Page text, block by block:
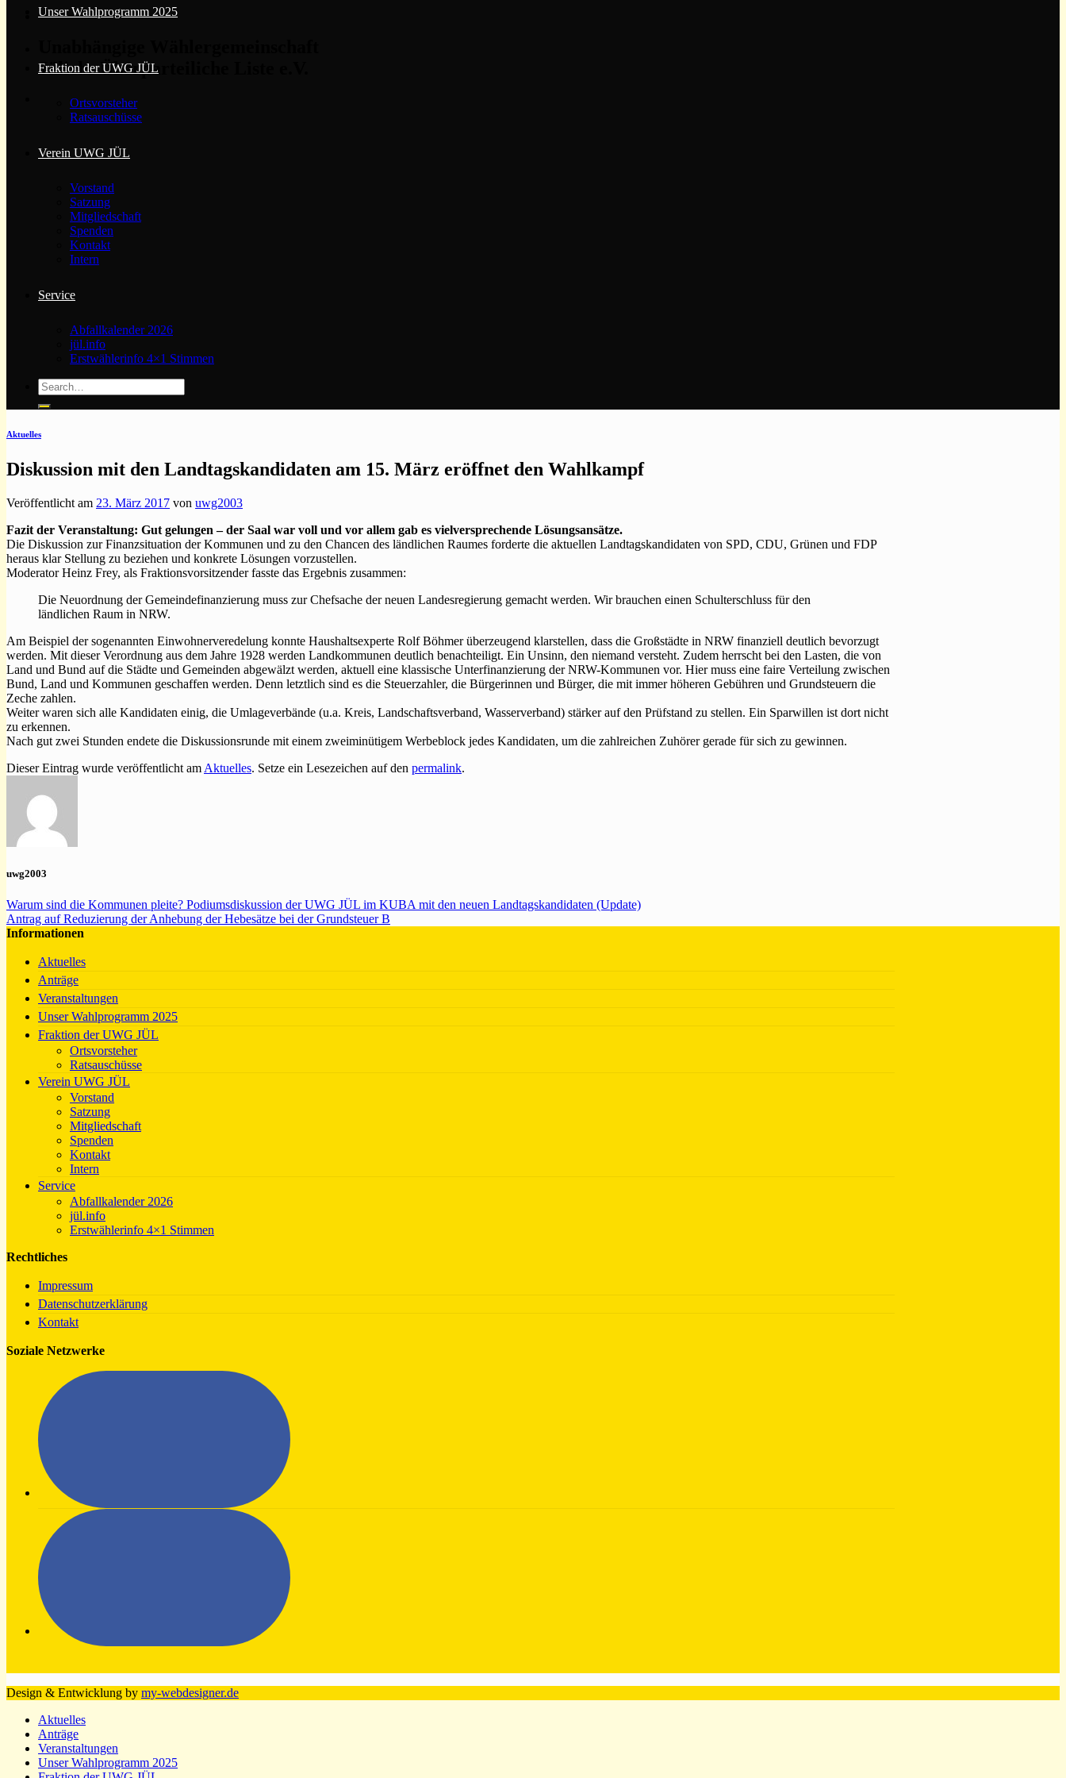
Jülichs Überparteiliche Liste e.V.
Unser Wahlprogramm 2025
Fraktion der UWG JÜL
Ortsvorsteher
Ratsauschüsse
Verein UWG JÜL
Vorstand
Satzung
Mitgliedschaft
Spenden
Kontakt
Intern
Service
Abfallkalender 2026
jül.info
Erstwählerinfo 4×1 Stimmen
Aktuelles
Diskussion mit den Landtagskandidaten am 15. März eröffnet den Wahlkampf
Veröffentlicht am 23. März 2017 von uwg2003
Fazit der Veranstaltung: Gut gelungen – der Saal war voll und vor allem gab es vielversprechende Lösungsansätze.
Die Diskussion zur Finanzsituation der Kommunen und zu den Chancen des ländlichen Raumes forderte die aktuellen Landtagskandidaten von SPD, CDU, Grünen und FDP
heraus klar Stellung zu beziehen und konkrete Lösungen vorzustellen.
Moderator Heinz Frey, als Fraktionsvorsitzender fasste das Ergebnis zusammen:
Die Neuordnung der Gemeindefinanzierung muss zur Chefsache der neuen Landesregierung gemacht werden. Wir brauchen einen Schulterschluss für den
ländlichen Raum in NRW.
Am Beispiel der sogenannten Einwohnerveredelung konnte Haushaltsexperte Rolf Böhmer überzeugend klarstellen, dass die Großstädte in NRW finanziell deutlich bevorzugt
werden. Mit dieser Verordnung aus dem Jahre 1928 werden Landkommunen deutlich benachteiligt. Ein Unsinn, den niemand versteht. Zudem herrscht bei den Lasten, die von
Land und Bund auf die Städte und Gemeinden abgewälzt werden, aktuell eine klassische Unterfinanzierung der NRW-Kommunen vor. Hier muss eine faire Verteilung zwischen
Bund, Land und Kommunen geschaffen werden. Denn letztlich sind es die Steuerzahler, die Bürgerinnen und Bürger, die mit immer höheren Gebühren und Grundsteuern die
Zeche zahlen.
Weiter waren sich alle Kandidaten einig, die Umlageverbände (u.a. Kreis, Landschaftsverband, Wasserverband) stärker auf den Prüfstand zu stellen. Ein Sparwillen ist dort nicht
zu erkennen.
Nach gut zwei Stunden endete die Diskussionsrunde mit einem zweiminütigem Werbeblock jedes Kandidaten, um die zahlreichen Zuhörer gerade für sich zu gewinnen.
Dieser Eintrag wurde veröffentlicht am Aktuelles. Setze ein Lesezeichen auf den permalink.
uwg2003
Warum sind die Kommunen pleite? Podiumsdiskussion der UWG JÜL im KUBA mit den neuen Landtagskandidaten (Update)
Antrag auf Reduzierung der Anhebung der Hebesätze bei der Grundsteuer B
Informationen
Aktuelles
Anträge
Veranstaltungen
Unser Wahlprogramm 2025
Fraktion der UWG JÜL
Ortsvorsteher
Ratsauschüsse
Verein UWG JÜL
Vorstand
Satzung
Mitgliedschaft
Spenden
Kontakt
Intern
Service
Abfallkalender 2026
jül.info
Erstwählerinfo 4×1 Stimmen
Rechtliches
Impressum
Datenschutzerklärung
Kontakt
Soziale Netzwerke
Design & Entwicklung by my-webdesigner.de
Aktuelles
Anträge
Veranstaltungen
Unser Wahlprogramm 2025